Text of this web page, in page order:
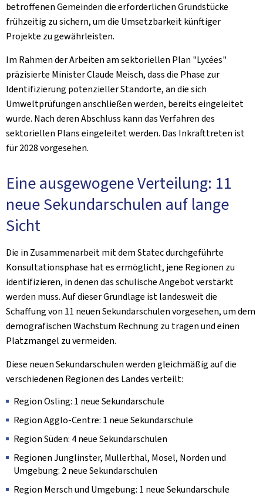
betroffenen Gemeinden die erforderlichen Grundstücke
frühzeitig zu sichern, um die Umsetzbarkeit künftiger
Projekte zu gewährleisten.
Im Rahmen der Arbeiten am sektoriellen Plan "Lycées"
präzisierte Minister Claude Meisch, dass die Phase zur
Identifizierung potenzieller Standorte, an die sich
Umweltprüfungen anschließen werden, bereits eingeleitet
wurde. Nach deren Abschluss kann das Verfahren des
sektoriellen Plans eingeleitet werden. Das Inkrafttreten ist
für 2028 vorgesehen.
Eine ausgewogene Verteilung: 11
neue Sekundarschulen auf lange
Sicht
Die in Zusammenarbeit mit dem Statec durchgeführte
Konsultationsphase hat es ermöglicht, jene Regionen zu
identifizieren, in denen das schulische Angebot verstärkt
werden muss. Auf dieser Grundlage ist landesweit die
Schaffung von 11 neuen Sekundarschulen vorgesehen, um dem
demografischen Wachstum Rechnung zu tragen und einen
Platzmangel zu vermeiden.
Diese neuen Sekundarschulen werden gleichmäßig auf die
verschiedenen Regionen des Landes verteilt:
Region Ösling: 1 neue Sekundarschule
Region Agglo-Centre: 1 neue Sekundarschule
Region Süden: 4 neue Sekundarschulen
Regionen Junglinster, Mullerthal, Mosel, Norden und
Umgebung: 2 neue Sekundarschulen
Region Mersch und Umgebung: 1 neue Sekundarschule